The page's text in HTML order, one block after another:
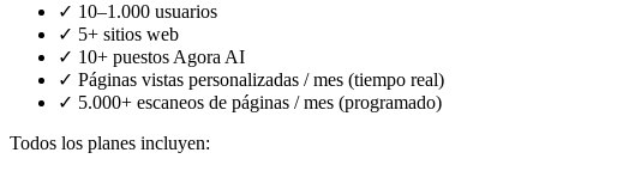
✓ 10–1.000 usuarios
✓ 5+ sitios web
✓ 10+ puestos Agora AI
✓ Páginas vistas personalizadas / mes (tiempo real)
✓ 5.000+ escaneos de páginas / mes (programado)
Todos los planes incluyen: